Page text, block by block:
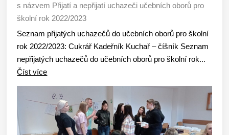
s názvem Přijatí a nepřijatí uchazeči učebních oborů pro
školní rok 2022/2023
Seznam přijatých uchazečů do učebních oborů pro školní
rok 2022/2023: Cukrář Kadeřník Kuchař – číšník Seznam
nepřijatých uchazečů do učebních oborů pro školní rok...
Číst více